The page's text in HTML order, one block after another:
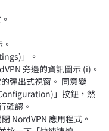
」。
旁邊的資訊圖示 (i)。
彈出式視窗。 同意變
」按鈕，然
確認。
NordVPN 應用程式。